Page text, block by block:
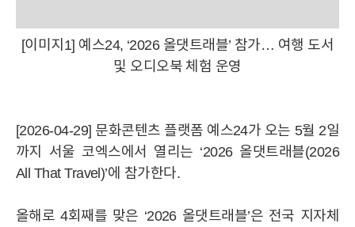
[이미지1] 예스24, ‘2026 올댓트래블’ 참가… 여행 도서
및 오디오북 체험 운영
[2026-04-29] 문화콘텐츠 플랫폼 예스24가 오는 5월 2일
까지 서울 코엑스에서 열리는 ‘2026 올댓트래블(2026
All That Travel)’에 참가한다.
올해로 4회째를 맞은 ‘2026 올댓트래블’은 전국 지자체